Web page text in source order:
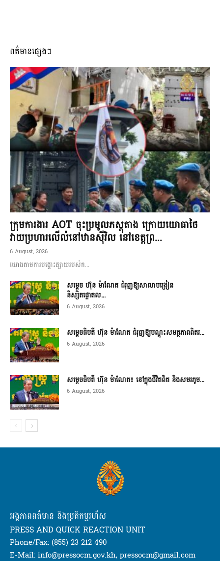
ពត៌មានផ្សេងៗ
ក្រុមការងារ AOT ចុះប្រមូលភស្តុតាង ក្រោយយោធាថៃ
វាយប្រហារលើលំនៅឋានស៊ីវិល នៅខេត្តព្រ...
6 August, 2026
យោងតាមការបង្ហោះផ្សាយរបស់ក...
សម្តេច ហ៊ុន ម៉ាណែត ជំរុញឱ្យសាលាបង្រៀន
និស្សិតផ្តោតល...
6 August, 2026
សម្តេចធិបតី ហ៊ុន ម៉ាណែត ជំរុញឱ្យបណ្តុះសមត្ថភាពពិតរ...
6 August, 2026
សម្តេចធិបតី ហ៊ុន ម៉ាណែត៖ នៅក្នុងជីវិតពិត និងសមរភូម...
6 August, 2026
អង្គភាពពត៌មាន និងប្រតិកម្មរហ័ស
PRESS AND QUICK REACTION UNIT
Phone/Fax: (855) 23 212 490
E-Mail: info@pressocm.gov.kh, pressocm@gmail.com